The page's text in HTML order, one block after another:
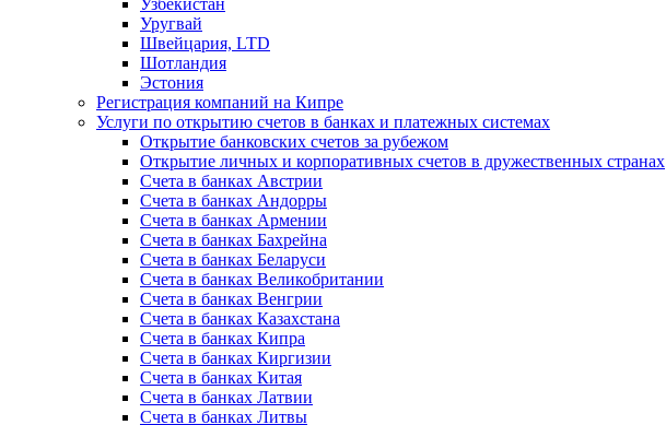
Узбекистан
Уругвай
Швейцария, LTD
Шотландия
Эстония
Регистрация компаний на Кипре
Услуги по открытию счетов в банках и платежных системах
Открытие банковских счетов за рубежом
Открытие личных и корпоративных счетов в дружественных странах
Счета в банках Австрии
Счета в банках Андорры
Счета в банках Армении
Счета в банках Бахрейна
Счета в банках Беларуси
Счета в банках Великобритании
Счета в банках Венгрии
Счета в банках Казахстана
Счета в банках Кипра
Счета в банках Киргизии
Счета в банках Китая
Счета в банках Латвии
Счета в банках Литвы